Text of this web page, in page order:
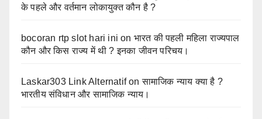
के पहले और वर्तमान लोकायुक्त कौन है ?
bocoran rtp slot hari ini on भारत की पहली महिला राज्यपाल
कौन और किस राज्य में थी ? इनका जीवन परिचय।
Laskar303 Link Alternatifonसामाजिक न्याय क्या है ?
भारतीय संविधान और सामाजिक न्याय।